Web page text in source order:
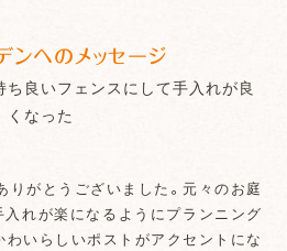
ンへのメッセージ
良いフェンスにして手入れが良
くなった
りがとうございました。元々のお庭
入れが楽になるようにプランニング
わいらしいポストがアクセントにな